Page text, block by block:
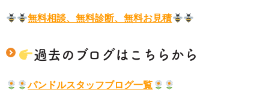
無料相談、無料診断、無料お見積
過去のブログはこちらから
パンドルスタッフブログ一覧